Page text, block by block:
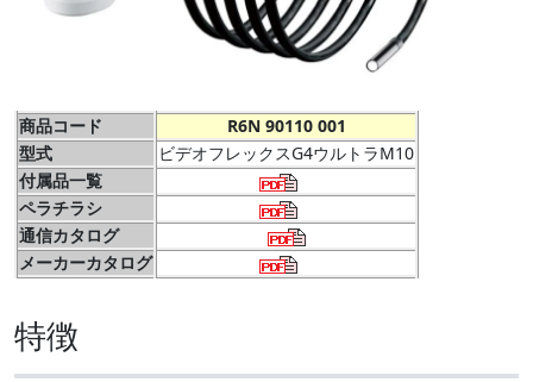
商品コード
R6N 90110 001
型式
ビデオフレックスG4ウルトラM10
付属品一覧
ペラチラシ
通信カタログ
メーカーカタログ
特徴